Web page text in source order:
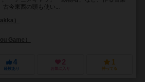
古今東西の頭も使い...
）
Game）
4
経験あり
2
お気に入り
1
持ってる